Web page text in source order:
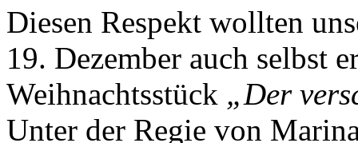
Diesen Respekt wollten
19. Dezember auch selbst
Weihnachtsstück „Der
Unter der Regie von